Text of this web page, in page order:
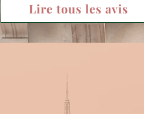
Lire tous les avis
de
je suis votre dossier à